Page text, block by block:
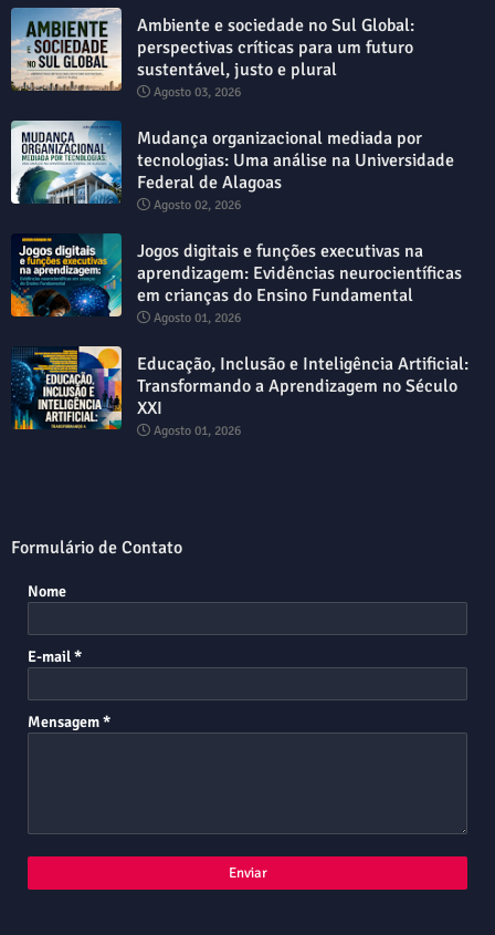
Ambiente e sociedade no Sul Global:
perspectivas críticas para um futuro
sustentável, justo e plural
Agosto 03, 2026
Mudança organizacional mediada por
tecnologias: Uma análise na Universidade
Federal de Alagoas
Agosto 02, 2026
Jogos digitais e funções executivas na
aprendizagem: Evidências neurocientíficas
em crianças do Ensino Fundamental
Agosto 01, 2026
Educação, Inclusão e Inteligência Artificial:
Transformando a Aprendizagem no Século
XXI
Agosto 01, 2026
Formulário de Contato
Nome
E-mail*
Mensagem*